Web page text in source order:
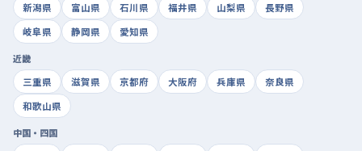
新潟県
富山県 石川県 福井県 山梨県
長野県
岐阜県
静岡県 愛知県
近畿
三重県
滋賀県 京都府 大阪府 兵庫県
奈良県
和歌山県
中国・四国